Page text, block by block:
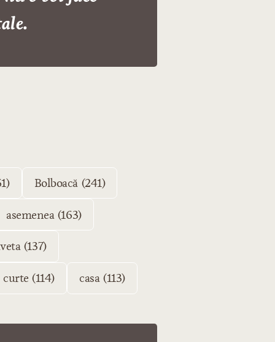
Bolboacă (241)
asemenea (163)
(137)
curte (114) casa (113)